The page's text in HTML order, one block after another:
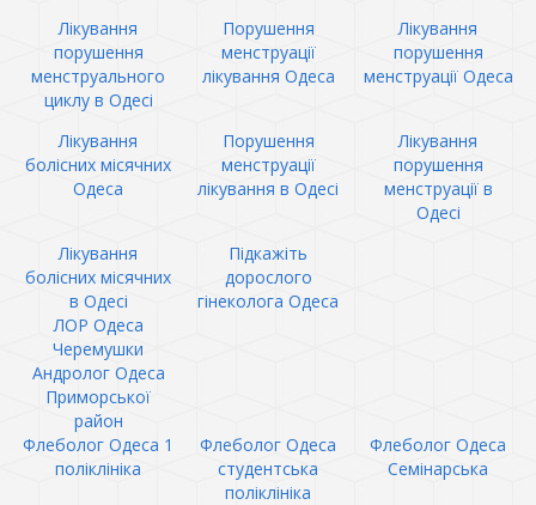
Лікування
порушення
менструального
циклу в Одесі
Порушення
менструації
лікування Одеса
Лікування
порушення
менструації Одеса
Лікування
болісних місячних
Одеса
Порушення
менструації
лікування в Одесі
Лікування
порушення
менструації в
Одесі
Лікування
болісних місячних
в Одесі
Підкажіть
дорослого
гінеколога Одеса
ЛОР Одеса
Черемушки
Андролог Одеса
Приморської
район
Флеболог Одеса 1
поліклініка
Флеболог Одеса
студентська
поліклініка
Флеболог Одеса
Семінарська